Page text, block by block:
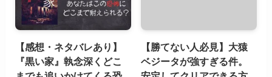
【感想・ネタバレあり】
『黒い家』執念深くどこ
【勝てない人必見】大猿
ベジータが強すぎる件。